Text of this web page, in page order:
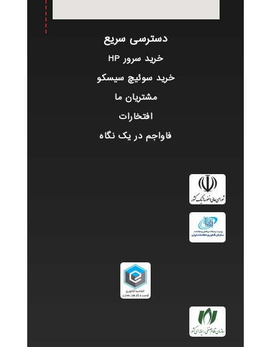
دسترسی سریع
خرید سرور HP
خرید سوئیچ سیسکو
مشتریان ما
افتخارات
فاواجم در یک نگاه